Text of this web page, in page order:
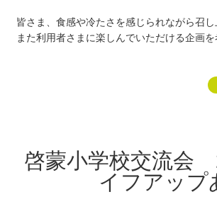
皆さま、食感や冷たさを感じられながら召し
また利用者さまに楽しんでいただける企画を
啓蒙小学校交流
イフアップ